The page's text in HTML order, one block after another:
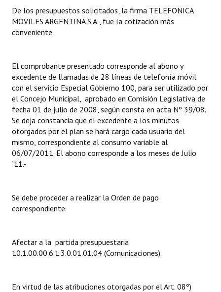
Informes de Unidad Coordinadora
Ejecución Presupuestaria
NORMATIVA
Comunicaciones
Declaraciones
Resoluciones
Resoluciones de Presidencia
Antiguos Pobladores
Registros y Distinciones
De los presupuestos solicitados, la firma TELEFONICA
MOVILES ARGENTINA S.A., fue la cotización más
conveniente.
El comprobante presentado corresponde al abono y
excedente de llamadas de 28 líneas de telefonía móvil
con el servicio Especial Gobierno 100, para ser utilizado por
el Concejo Municipal, aprobado en Comisión Legislativa de
fecha 01 de julio de 2008, según consta en acta Nº 39/08.
Se deja constancia que el excedente a los minutos
otorgados por el plan se hará cargo cada usuario del
mismo, correspondiente al consumo variable al
06/07/2011. El abono corresponde a los meses de Julio
`11.-
Se debe proceder a realizar la Orden de pago
correspondiente.
Afectar a la partida presupuestaria
10.1.00.00.6.1.3.0.01.01.04 (Comunicaciones).
En virtud de las atribuciones otorgadas por el Art. 08º)